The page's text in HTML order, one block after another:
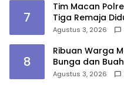
7
Tim Macan
Tiga Remaja
Marelan
Agustus 3, 2026
8
Ribuan Warga
Bunga dan
Aman di Bawah
Agustus 3, 2026